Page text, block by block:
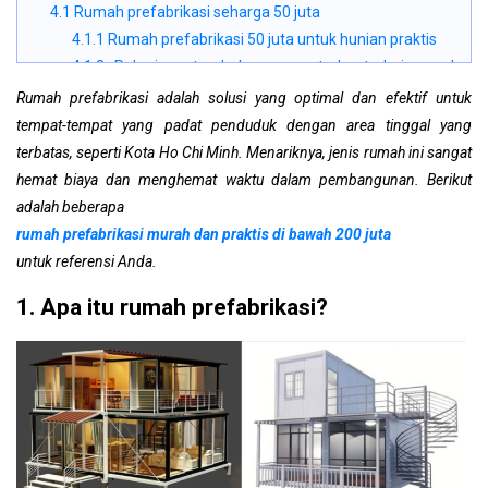
4.1 Rumah prefabrikasi seharga 50 juta
4.1.1 Rumah prefabrikasi 50 juta untuk hunian praktis
4.1.2 Pekerjaan tambahan yang terbuat dari rumah
prefabrikasi
4.1.3 Homestay prefabrikasi seharga 50 juta VND
4.1.4 Rumah prefabrikasi untuk pekerja seharga 50 juta
VND
4.1.5 Rumah empat tingkat prefabrikasi
4.2 Rumah prefabrikasi seharga 100 juta
4.2.1 Akomodasi prefabrikasi untuk hunian
4.2.3 Hostel prefabrikasi seharga 100 juta VND
4.2.4 Rumah anti-banjir
4.2.5 Rumah kontainer prefabrikasi untuk konstruksi
4.3 Rumah prefabrikasi seharga 140 juta
4.3.1 Kedai kopi prefabrikasi murah
4.3.3 Perumahan prefabrikasi untuk bisnis
4.3.4 Resor prefabrikasi
Rumah prefabrikasi adalah solusi yang optimal dan efektif untuk
tempat-tempat yang padat penduduk dengan area tinggal yang
terbatas, seperti Kota Ho Chi Minh. Menariknya, jenis rumah ini sangat
hemat biaya dan menghemat waktu dalam pembangunan. Berikut
adalah beberapa
rumah prefabrikasi murah dan praktis di bawah 200 juta
untuk referensi Anda.
1. Apa itu rumah prefabrikasi?